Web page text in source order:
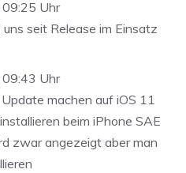
Uhr
seit Release im Einsatz
Uhr
machen auf iOS 11
beim iPhone SAE
zwar angezeigt aber man